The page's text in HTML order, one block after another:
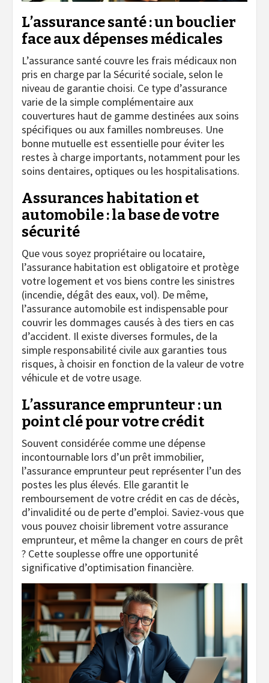
L’assurance santé : un bouclier
face aux dépenses médicales
L’assurance santé couvre les frais médicaux non
pris en charge par la Sécurité sociale, selon le
niveau de garantie choisi. Ce type d’assurance
varie de la simple complémentaire aux
couvertures haut de gamme destinées aux soins
spécifiques ou aux familles nombreuses. Une
bonne mutuelle est essentielle pour éviter les
restes à charge importants, notamment pour les
soins dentaires, optiques ou les hospitalisations.
Assurances habitation et
automobile : la base de votre
sécurité
Que vous soyez propriétaire ou locataire,
l’assurance habitation est obligatoire et protège
votre logement et vos biens contre les sinistres
(incendie, dégât des eaux, vol). De même,
l’assurance automobile est indispensable pour
couvrir les dommages causés à des tiers en cas
d’accident. Il existe diverses formules, de la
simple responsabilité civile aux garanties tous
risques, à choisir en fonction de la valeur de votre
véhicule et de votre usage.
L’assurance emprunteur : un
point clé pour votre crédit
Souvent considérée comme une dépense
incontournable lors d’un prêt immobilier,
l’assurance emprunteur peut représenter l’un des
postes les plus élevés. Elle garantit le
remboursement de votre crédit en cas de décès,
d’invalidité ou de perte d’emploi. Saviez-vous que
vous pouvez choisir librement votre assurance
emprunteur, et même la changer en cours de prêt
? Cette souplesse offre une opportunité
significative d’optimisation financière.